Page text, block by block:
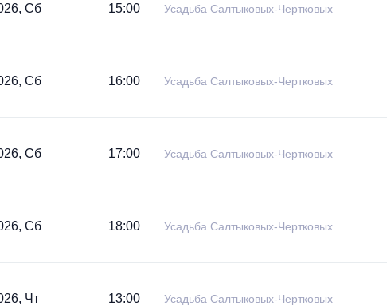
Сб 15:00 Усадьба Салтыковых-Чертковых
Сб 16:00 Усадьба Салтыковых-Чертковых
Сб 17:00 Усадьба Салтыковых-Чертковых
Сб 18:00 Усадьба Салтыковых-Чертковых
Чт 13:00 Усадьба Салтыковых-Чертковых